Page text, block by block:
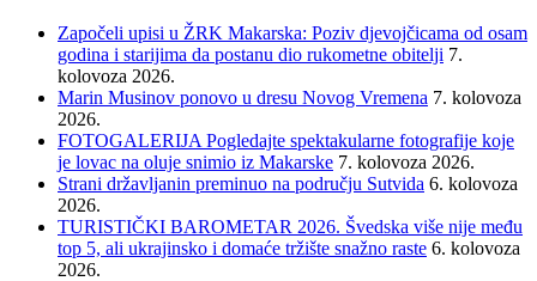
Započeli upisi u ŽRK Makarska: Poziv djevojčicama od osam
godina i starijima da postanu dio rukometne obitelji 7.
kolovoza 2026.
Marin Musinov ponovo u dresu Novog Vremena 7. kolovoza
2026.
FOTOGALERIJA Pogledajte spektakularne fotografije koje
je lovac na oluje snimio iz Makarske 7. kolovoza 2026.
Strani državljanin preminuo na području Sutvida 6. kolovoza
2026.
TURISTIČKI BAROMETAR 2026. Švedska više nije među
top 5, ali ukrajinsko i domaće tržište snažno raste 6. kolovoza
2026.